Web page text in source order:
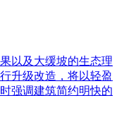
以及大缓坡的生态理
升级改造，将以轻盈
强调建筑简约明快的